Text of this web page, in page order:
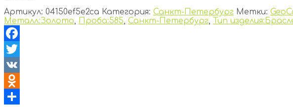
Артикул: 04150ef5e2ca Категория: Санкт-Петербург Метки:
Металл:Золото, Проба:585, Санкт-Петербург, Тип
Facebook
Twitter
VK
Odnoklassniki